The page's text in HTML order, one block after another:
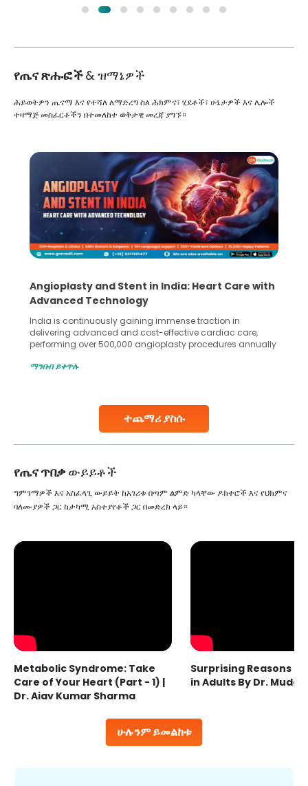
የጤና ጽሑፎች& ዝማኔዎች
ተጨማሪ ያስሱ
ሕይወትዎን ጤናማ እና የተሻለ ለማድረግ ስለ ሕክምና፣ ሂደቶች፣ ሁኔታዎች እና ሌሎች
ተዛማጅ መስፈርቶችን በተመለከተ ወቅታዊ መረጃ ያግኙ።
Angioplasty and Stent in India: Heart Care with
Advanced Technology
India is continuously gaining immense traction in
delivering advanced and cost-effective cardiac care,
performing over 500,000 angioplasty procedures annually
globe are searching for treatments like angioplasty and
Studies, such as one published
ማንበብ ይቀጥሉ
የጤና ጥበቃውይይቶች
ሁሉንም ይመልከቱ
ግምገማዎች እና አስፈላጊ ውይይት ከአገሪቱ በጣም ልምድ ካላቸው ዶክተሮች እና የህክምና
ባለሙያዎች ጋር ከታካሚ አስተያየቶች ጋር በመድረክ ላይ።
Metabolic Syndrome: Take
Care of Your Heart (Part - 1) |
Dr. Ajay Kumar Sharma
Surprising Reasons
in Adults By Dr.